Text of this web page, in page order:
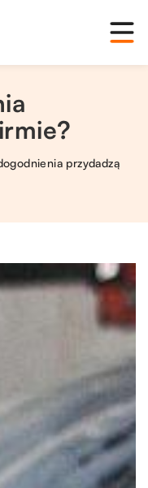
przydadzą